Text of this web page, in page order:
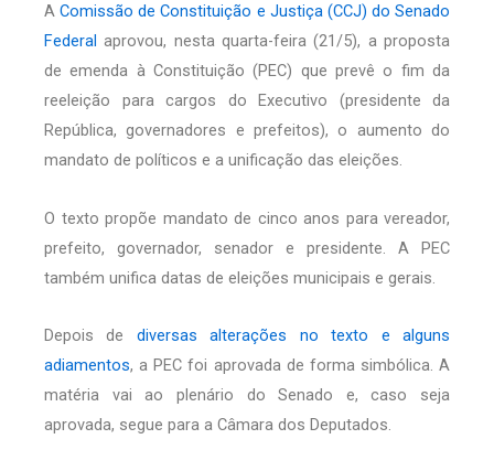
AComissão de Constituição e Justiça (CCJ) do Senado
Federal aprovou, nesta quarta-feira (21/5), a proposta
de emenda à Constituição (PEC) que prevê o fim da
reeleição para cargos do Executivo (presidente da
República, governadores e prefeitos), o aumento do
mandato de políticos e a unificação das eleições.
O texto propõe mandato de cinco anos para vereador,
prefeito, governador, senador e presidente. A PEC
também unifica datas de eleições municipais e gerais.
Depois de diversas alterações no texto e alguns
adiamentos, a PEC foi aprovada de forma simbólica. A
matéria vai ao plenário do Senado e, caso seja
aprovada, segue para a Câmara dos Deputados.